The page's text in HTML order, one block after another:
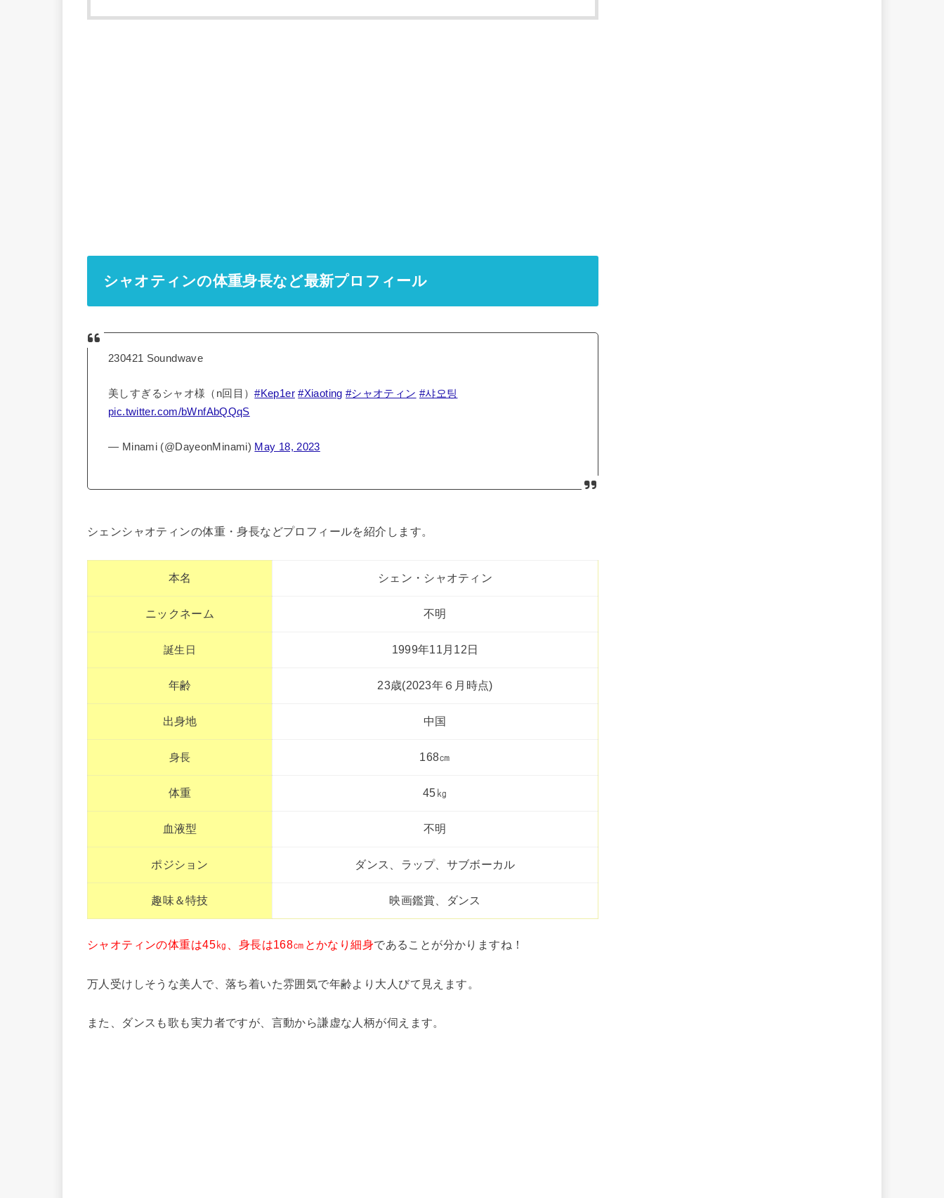
シャオティンの体重身長など最新プロフィール
230421 Soundwave
美しすぎるシャオ様（n回目）#Kep1er #Xiaoting #シャオティン #샤오팅
pic.twitter.com/bWnfAbQQqS
— Minami (@DayeonMinami) May 18, 2023
シェンシャオティンの体重・身長などプロフィールを紹介します。
本名 シェン・シャオティン
ニックネーム 不明
誕生日 1999年11月12日
年齢 23歳(2023年６月時点)
出身地 中国
身長 168㎝
体重 45㎏
血液型 不明
ポジション ダンス、ラップ、サブボーカル
趣味＆特技 映画鑑賞、ダンス
シャオティンの体重は45㎏、身長は168㎝とかなり細身であることが分かりますね！
万人受けしそうな美人で、落ち着いた雰囲気で年齢より大人びて見えます。
また、ダンスも歌も実力者ですが、言動から謙虚な人柄が伺えます。